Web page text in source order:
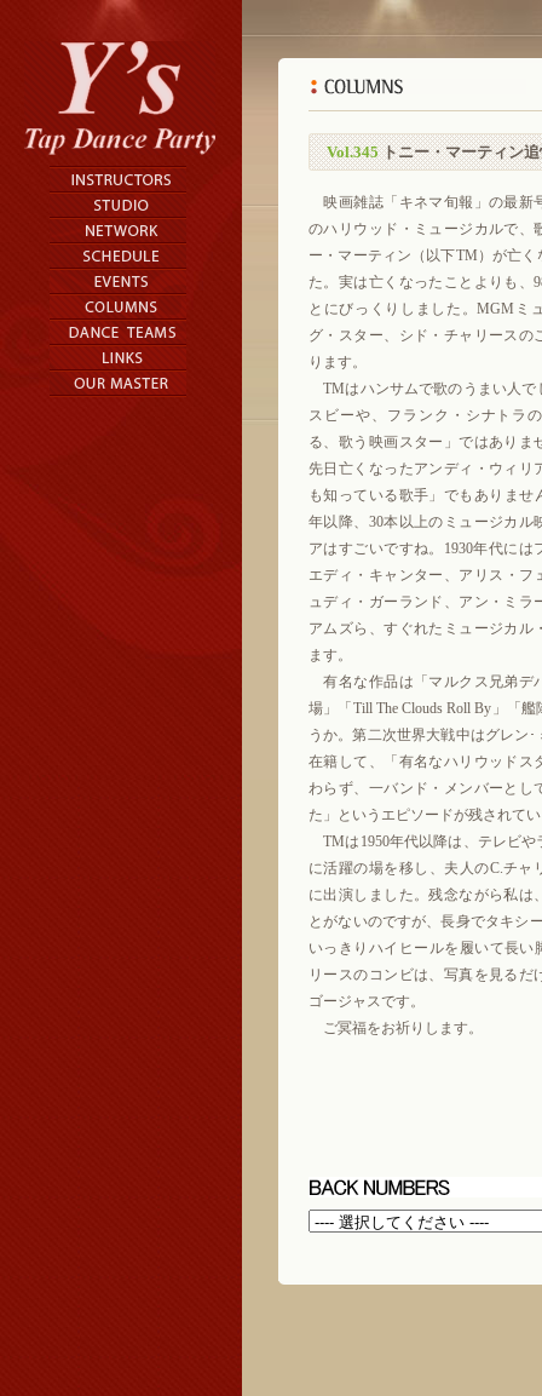
Vol.345トニー・マーティン
映画雑誌「キネマ旬報」の最新
のハリウッド・ミュージカルで、
ー・マーティン（以下TM）が亡
た。実は亡くなったことよりも、
とにびっくりしました。MGMミ
グ・スター、シド・チャリースの
ります。
TMはハンサムで歌のうまい人で
スビーや、フランク・シナトラ
る、歌う映画スター」ではありま
先日亡くなったアンディ・ウィリ
も知っている歌手」でもありませ
年以降、30本以上のミュージカル
アはすごいですね。1930年代には
エディ・キャンター、アリス・フ
ュディ・ガーランド、アン・ミラ
アムズら、すぐれたミュージカル
ます。
有名な作品は「マルクス兄弟デ
場」「Till The Clouds Roll By」「
うか。第二次世界大戦中はグレン
在籍して、「有名なハリウッドス
わらず、一バンド・メンバーとし
た」というエピソードが残されて
TMは1950年代以降は、テレビや
に活躍の場を移し、夫人のC.チャ
に出演しました。残念ながら私は
とがないのですが、長身でタキシ
いっきりハイヒールを履いて長い
リースのコンビは、写真を見るだ
ゴージャスです。
ご冥福をお祈りします。